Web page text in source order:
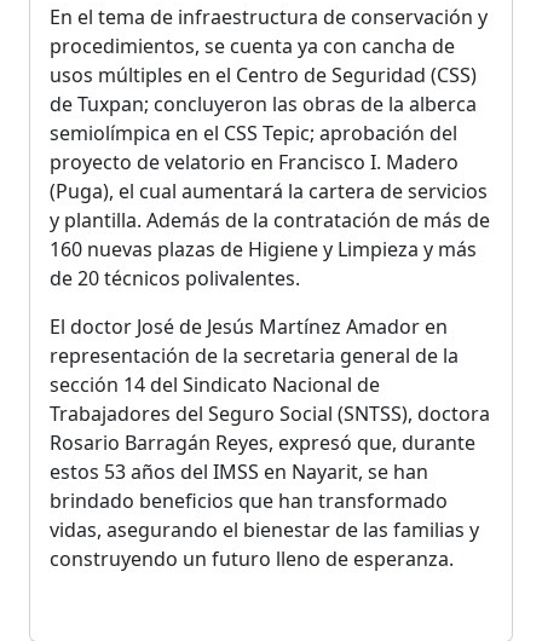
En el tema de infraestructura de conservación y
procedimientos, se cuenta ya con cancha de
usos múltiples en el Centro de Seguridad (CSS)
de Tuxpan; concluyeron las obras de la alberca
semiolímpica en el CSS Tepic; aprobación del
proyecto de velatorio en Francisco I. Madero
(Puga), el cual aumentará la cartera de servicios
y plantilla. Además de la contratación de más de
160 nuevas plazas de Higiene y Limpieza y más
de 20 técnicos polivalentes.
El doctor José de Jesús Martínez Amador en
representación de la secretaria general de la
sección 14 del Sindicato Nacional de
Trabajadores del Seguro Social (SNTSS), doctora
Rosario Barragán Reyes, expresó que, durante
estos 53 años del IMSS en Nayarit, se han
brindado beneficios que han transformado
vidas, asegurando el bienestar de las familias y
construyendo un futuro lleno de esperanza.